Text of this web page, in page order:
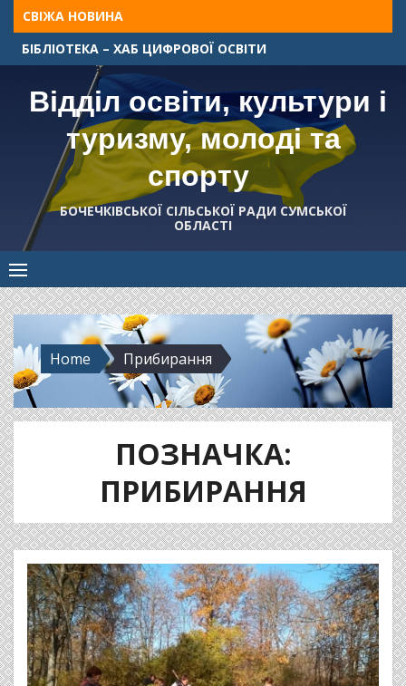
Skip
content
СВІЖА НОВИНА
БІБЛІОТЕКА – ХАБ ЦИФРОВОЇ ОСВІТИ
Відділ освіти, культури і
туризму, молоді та
спорту
БОЧЕЧКІВСЬКОЇ СІЛЬСЬКОЇ РАДИ СУМСЬКОЇ
ОБЛАСТІ
Home Прибирання
ПОЗНАЧКА:
ПРИБИРАННЯ